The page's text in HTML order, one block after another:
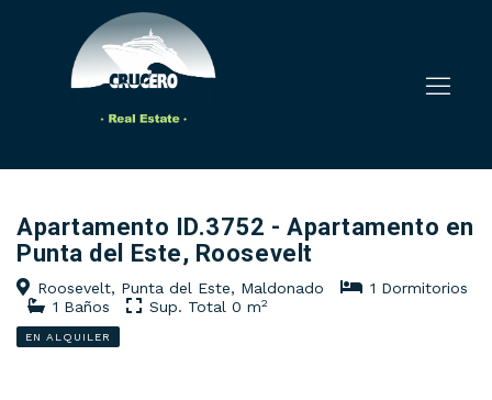
Apartamento ID.3752 - Apartamento en
Punta del Este, Roosevelt
Roosevelt, Punta del Este, Maldonado
1 Dormitorios
1 Baños
Sup. Total 0 m2
EN ALQUILER